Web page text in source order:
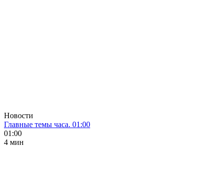
Новости
Главные темы часа. 01:00
01:00
4 мин